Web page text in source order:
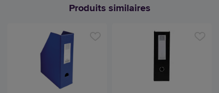
Produits similaires